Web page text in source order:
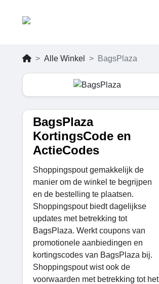
Alle Winkel BagsPlaza
BagsPlaza
KortingsCode en
ActieCodes
Shoppingspout gemakkelijk de
manier om de winkel te begrijpen
en de bestelling te plaatsen.
Shoppingspout biedt dagelijkse
updates met betrekking tot
BagsPlaza. Werkt coupons van
promotionele aanbiedingen en
kortingscodes van BagsPlaza bij.
Shoppingspout wist ook de
voorwaarden met betrekking tot het